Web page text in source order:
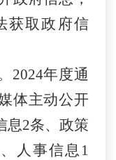
获取政府信
2024年度通
体主动公开
息2条、政策
人事信息1